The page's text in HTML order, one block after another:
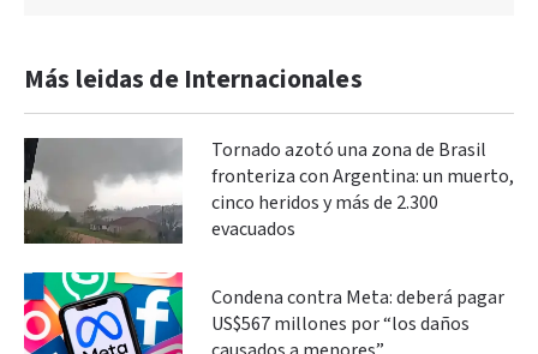
Más leidas de Internacionales
Tornado azotó una zona de Brasil
fronteriza con Argentina: un muerto,
cinco heridos y más de 2.300
evacuados
Condena contra Meta: deberá pagar
US$567 millones por “los daños